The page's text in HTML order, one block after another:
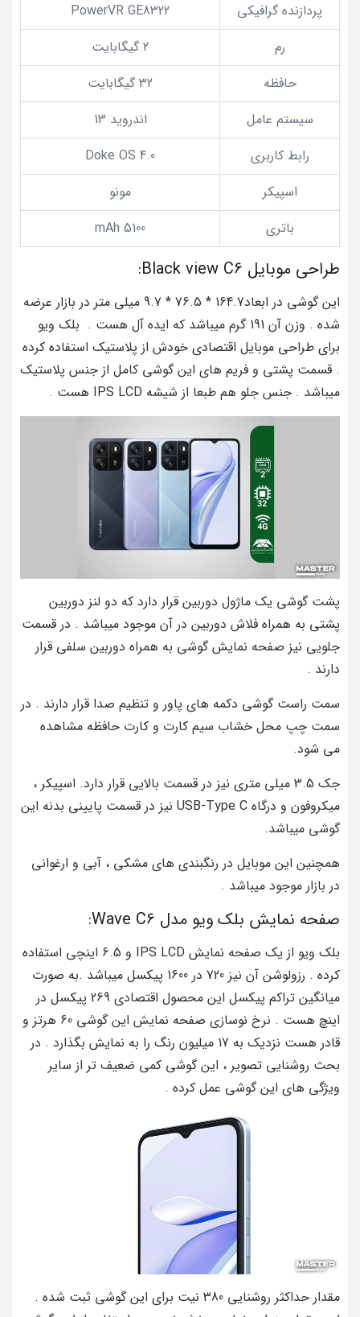
پردازنده گرافیکی
PowerVR GE8322
رم
2 گیگابایت
حافظه
32 گیگابایت
سیستم عامل
اندروید 13
رابط کاربری
Doke OS 4.0
اسپیکر
مونو
باتری
5100 mAh
طراحی موبایل Black view C6:
این گوشی در ابعاد164.7 * 76.5 * 9.7 میلی متر در بازار عرضه
شده . وزن آن 191 گرم میباشد که ایده آل هست . بلک ویو
برای طراحی موبایل اقتصادی خودش از پلاستیک استفاده کرده
. قسمت پشتی و فریم های این گوشی کامل از جنس پلاستیک
میباشد . جنس جلو هم طبعا از شیشه IPS LCD هست .
پشت گوشی یک ماژول دوربین قرار دارد که دو لنز دوربین
پشتی به همراه فلاش دوربین در آن موجود میباشد . در قسمت
جلویی نیز صفحه نمایش گوشی به همراه دوربین سلفی قرار
دارند .
سمت راست گوشی دکمه های پاور و تنظیم صدا قرار دارند . در
سمت چپ محل خشاب سیم کارت و کارت حافظه مشاهده
می شود.
جک 3.5 میلی متری نیز در قسمت بالایی قرار دارد. اسپیکر ،
میکروفون و درگاه USB-Type C نیز در قسمت پایینی بدنه این
گوشی میباشد.
همچنین این موبایل در رنگبندی های مشکی ، آبی و ارغوانی
در بازار موجود میباشد .
صفحه نمایش بلک ویو مدل Wave C6:
بلک ویو از یک صفحه نمایش IPS LCD و 6.5 اینچی استفاده
کرده . رزولوشن آن نیز 720 در 1600 پیکسل میباشد .به صورت
میانگین تراکم پیکسل این محصول اقتصادی 269 پیکسل در
اینچ هست . نرخ نوسازی صفحه نمایش این گوشی 60 هرتز و
قادر هست نزدیک به 17 میلیون رنگ را به نمایش بگذارد . در
بحث روشنایی تصویر ، این گوشی کمی ضعیف تر از سایر
ویژگی های این گوشی عمل کرده .
مقدار حداکثر روشنایی 380 نیت برای این گوشی ثبت شده .